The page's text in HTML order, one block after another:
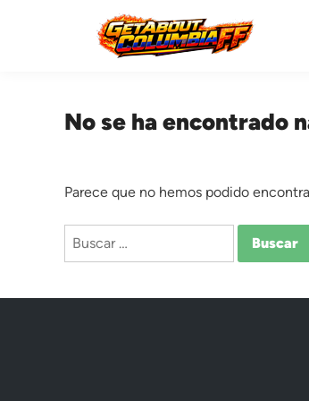
No se ha encontrado
Parece que no hemos podido
Buscar: